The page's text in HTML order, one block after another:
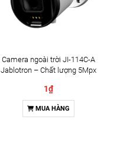
Camera ngoài trời JI-114C-A
Jablotron – Chất lượng 5Mpx
1₫
MUA HÀNG